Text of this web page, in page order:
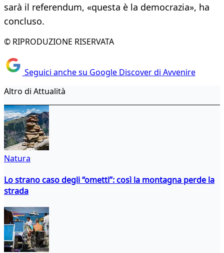
sarà il referendum, «questa è la democrazia», ha
concluso.
© RIPRODUZIONE RISERVATA
Seguici anche su Google Discover di Avvenire
Altro di Attualità
Natura
Lo strano caso degli “ometti”: così la montagna perde la
strada